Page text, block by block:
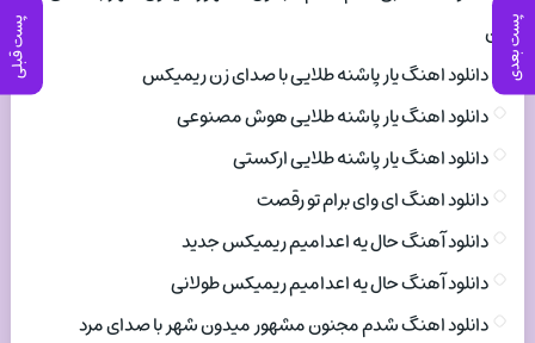
پست بعدی پست قبلی
زن
دانلود اهنگ یار پاشنه طلایی با صدای زن ریمیکس
دانلود اهنگ یار پاشنه طلایی هوش مصنوعی
دانلود اهنگ یار پاشنه طلایی ارکستی
دانلود اهنگ ای وای برام تو رقصت
دانلود آهنگ حال یه اعدامیم ریمیکس جدید
دانلود آهنگ حال یه اعدامیم ریمیکس طولانی
دانلود اهنگ شدم مجنون مشهور میدون شهر با صدای مرد